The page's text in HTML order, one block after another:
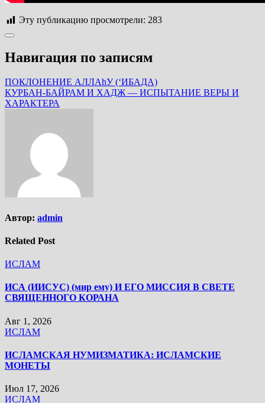
Эту публикацию просмотрели: 283
Навигация по записям
ПОКЛОНЕНИЕ АЛЛАhУ (‘ИБАДА)
КУРБАН-БАЙРАМ И ХАДЖ — ИСПЫТАНИЕ ВЕРЫ И
ХАРАКТЕРА
Автор: admin
Related Post
ИСЛАМ
ИСА (ИИСУС) (мир ему) И ЕГО МИССИЯ В СВЕТЕ
СВЯЩЕННОГО КОРАНА
Авг 1, 2026
ИСЛАМ
ИСЛАМСКАЯ НУМИЗМАТИКА: ИСЛАМСКИЕ
МОНЕТЫ
Июл 17, 2026
ИСЛАМ